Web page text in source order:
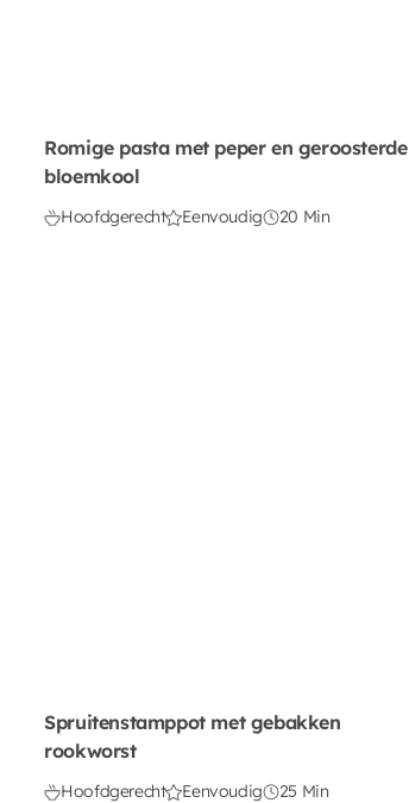
Romige pasta met peper en geroosterde
bloemkool
Hoofdgerecht Eenvoudig 20 Min
Spruitenstamppot met gebakken
rookworst
Hoofdgerecht Eenvoudig 25 Min